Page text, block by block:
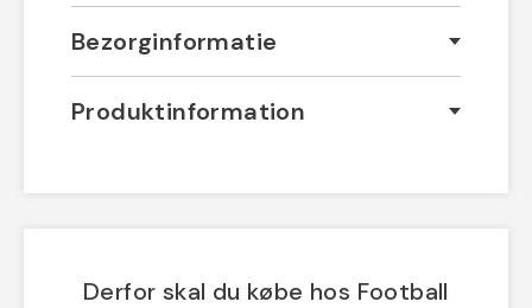
Bezorginformatie
Produktinformation
Derfor skal du købe hos Football